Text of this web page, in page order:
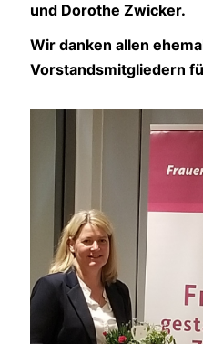
und Dorothe Zwicker.
Wir danken allen
Vorstandsmitgliedern